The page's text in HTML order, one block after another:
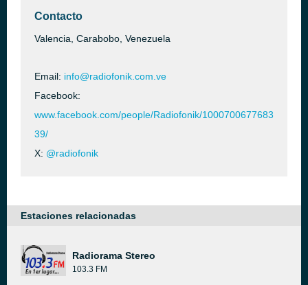
Contacto
Valencia, Carabobo, Venezuela
Email: info@radiofonik.com.ve
Facebook:
www.facebook.com/people/Radiofonik/1000700677683
39/
X: @radiofonik
Estaciones relacionadas
Radiorama Stereo
103.3 FM